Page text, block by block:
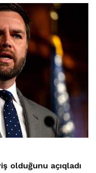
olduğunu açıqladı